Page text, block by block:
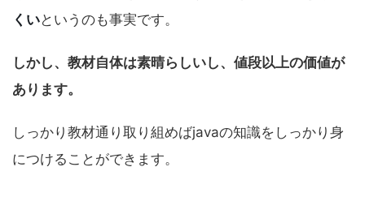
くいというのも事実です。
しかし、教材自体は素晴らしいし、値段以上の価値が
あります。
しっかり教材通り取り組めばjavaの知識をしっかり身
につけることができます。